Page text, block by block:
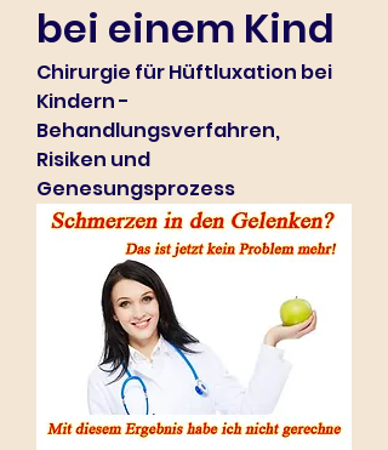
bei einem Kind
Chirurgie für Hüftluxation bei
Kindern -
Behandlungsverfahren,
Risiken und
Genesungsprozess